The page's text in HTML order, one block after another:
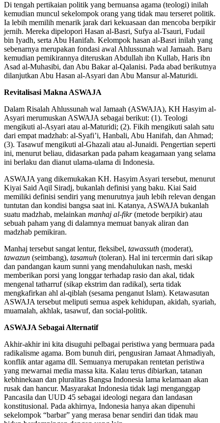
Di tengah pertikaian politik yang bernuansa agama (teologi) inilah
kemudian muncul sekelompok orang yang tidak mau terseret politik.
Ia lebih memilih menarik jarak dari kekuasaan dan mencoba berpikir
jernih. Mereka dipelopori Hasan al-Basri, Sufya al-Tsauri, Fudail
bin Iyadh, serta Abu Hanifah. Kelompok hasan al-Basri inilah yang
sebenarnya merupakan fondasi awal Ahlussunah wal Jamaah. Baru
kemudian pemikirannya diteruskan Abdullah ibn Kullab, Haris ibn
Asad al-Muhasibi, dan Abu Bakar al-Qalanisi. Pada abad berikutnya
dilanjutkan Abu Hasan al-Asyari dan Abu Mansur al-Maturidi.
Revitalisasi Makna ASWAJA
Dalam Risalah Ahlussunah wal Jamaah (ASWAJA), KH Hasyim al-
Asyari merumuskan ASWAJA sebagai berikut: (1). Teologi
mengikuti al-Asyari atau al-Maturidi; (2). Fikih mengikuti salah satu
dari empat madzhab: al-Syafi’i, Hanbali, Abu Hanifah, dan Ahmad;
(3). Tasawuf mengikuti al-Ghazali atau al-Junaidi. Pengertian seperti
ini, menurut beliau, didasarkan pada paham keagamaan yang selama
ini berlaku dan dianut ulama-ulama di Indonesia.
ASWAJA yang dikemukakan KH. Hasyim Asyari tersebut, menurut
Kiyai Said Aqil Siradj, bukanlah definisi yang baku. Kiai Said
memiliki definisi sendiri yang menurutnya jauh lebih relevan dengan
tuntutan dan kondisi bangsa saat ini. Katanya, ASWAJA bukanlah
suatu madzhab, melainkan manhaj al-fikr(metode berpikir) atau
sebuah paham yang di dalamnya memuat banyak aliran dan
madzhab pemikiran.
Manhaj tersebut sangat lentur, fleksibel, tawassuth (moderat),
tawazun (seimbang), tasamuh (toleran). Hal ini tercermin dari sikap
dan pandangan kaum sunni yang mendahulukan nash, meski
memberikan porsi yang longgar terhadap rasio dan akal, tidak
mengenal tatharruf (sikap ekstrim dan radikal), serta tidak
mengkafirkan ahl al-qiblah (sesama penganut Islam). Ketawasutan
ASWAJA tersebut meliputi semua aspek kehidupan, akidah, syariah,
muamalah, akhlak, tasawuf, dan social-politik.
ASWAJA Sebagai Alternatif
Akhir-akhir ini kita disuguhi pelbagai peristiwa yang bermuara pada
radikalisme agama. Bom bunuh diri, pengusiran Jamaat Ahmadiyah,
konflik antar agama dll. Semuanya merupakan rentetan peristiwa
yang mewarnai media massa kita. Kalau terus dibiarkan, tatanan
kebhinekaan dan pluralitas Bangsa Indonesia lama kelamaan akan
rusak dan hancur. Masyarakat Indonesia tidak lagi menganggap
Pancasila dan UUD 45 sebagai ideologi negara dan landasan
konstitusional. Pada akhirnya, Indonesia hanya akan dipenuhi
sekelompok “barbar” yang merasa benar sendiri dan tidak mau